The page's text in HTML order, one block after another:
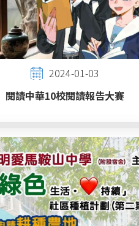
2024-01-03
閱讀中華10校閱讀報告大賽